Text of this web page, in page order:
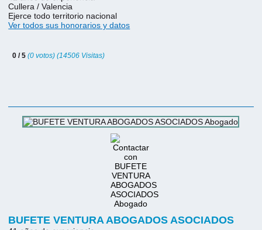
Cullera / Valencia
Ejerce todo territorio nacional
Ver todos sus honorarios y datos
0 / 5(0 votos) (14506 Visitas)
BUFETE VENTURA ABOGADOS ASOCIADOS